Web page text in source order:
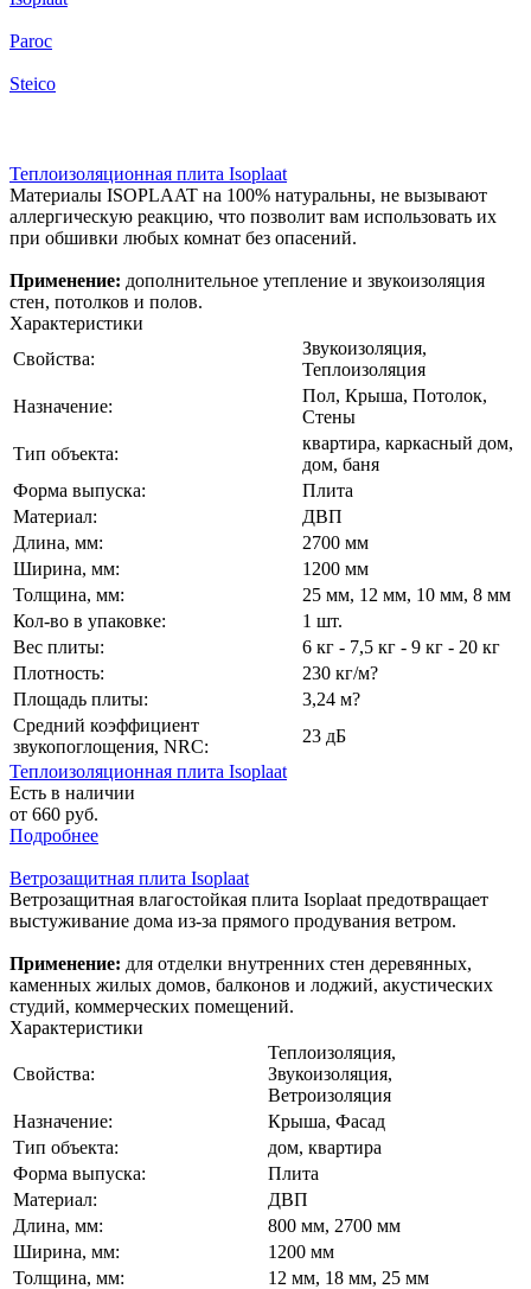
Paroc
Steico
Теплоизоляционная плита Isoplaat
Материалы ISOPLAAT на 100% натуральны, не вызывают
аллергическую реакцию, что позволит вам использовать их
при обшивки любых комнат без опасений.
Применение: дополнительное утепление и звукоизоляция
стен, потолков и полов.
Характеристики
Свойства:
Звукоизоляция,
Теплоизоляция
Назначение:
Пол, Крыша, Потолок,
Стены
Тип объекта:
квартира, каркасный дом,
дом, баня
Форма выпуска:
Плита
Материал:
ДВП
Длина, мм:
2700 мм
Ширина, мм:
1200 мм
Толщина, мм:
25 мм, 12 мм, 10 мм, 8 мм
Кол-во в упаковке:
1 шт.
Вес плиты:
6 кг - 7,5 кг - 9 кг - 20 кг
Плотность:
230 кг/м?
Площадь плиты:
3,24 м?
Средний коэффициент
звукопоглощения, NRC:
23 дБ
Теплоизоляционная плита Isoplaat
Есть в наличии
от 660 руб.
Подробнее
Ветрозащитная плита Isoplaat
Ветрозащитная влагостойкая плита Isoplaat предотвращает
выстуживание дома из-за прямого продувания ветром.
Применение: для отделки внутренних стен деревянных,
каменных жилых домов, балконов и лоджий, акустических
студий, коммерческих помещений.
Характеристики
Свойства:
Теплоизоляция,
Звукоизоляция,
Ветроизоляция
Назначение:
Крыша, Фасад
Тип объекта:
дом, квартира
Форма выпуска:
Плита
Материал:
ДВП
Длина, мм:
800 мм, 2700 мм
Ширина, мм:
1200 мм
Толщина, мм:
12 мм, 18 мм, 25 мм